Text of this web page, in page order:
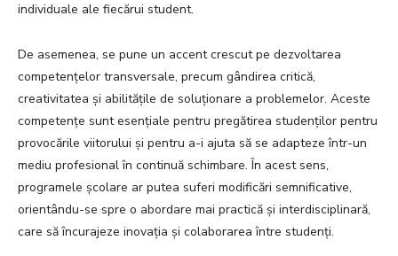
individuale ale fiecărui student.
De asemenea, se pune un accent crescut pe dezvoltarea
competențelor transversale, precum gândirea critică,
creativitatea și abilitățile de soluționare a problemelor. Aceste
competențe sunt esențiale pentru pregătirea studenților pentru
provocările viitorului și pentru a-i ajuta să se adapteze într-un
mediu profesional în continuă schimbare. În acest sens,
programele școlare ar putea suferi modificări semnificative,
orientându-se spre o abordare mai practică și interdisciplinară,
care să încurajeze inovația și colaborarea între studenți.